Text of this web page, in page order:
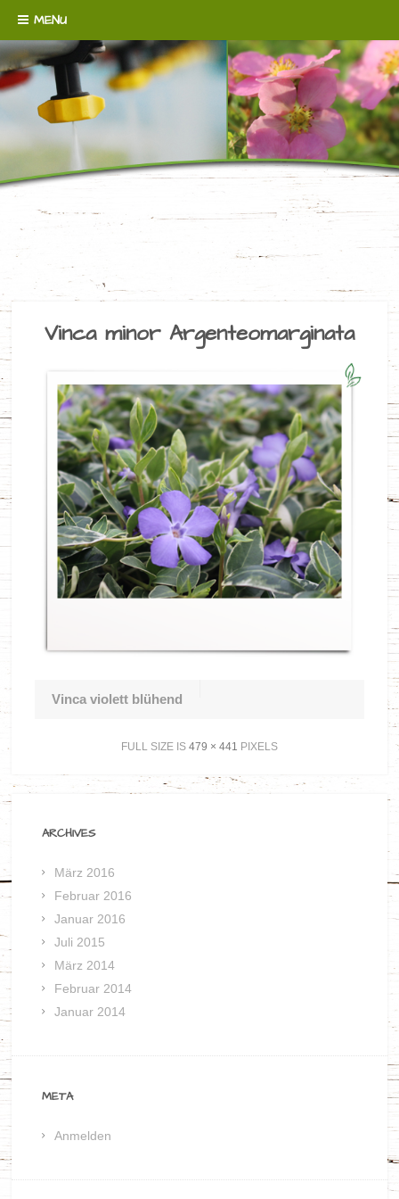
MENU
Skip to content
BAUMSCHULE
BROERMANN
WENN´S UM BODENDECKER GEHT!
Vinca minor Argenteomarginata
Vinca violett blühend
FULL SIZE IS 479 × 441 PIXELS
ARCHIVES
März 2016
Februar 2016
Januar 2016
Juli 2015
März 2014
Februar 2014
Januar 2014
META
Anmelden